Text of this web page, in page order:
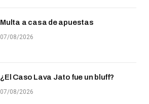
Multa a casa de apuestas
07/08/2026
¿El Caso Lava Jato fue un bluff?
07/08/2026